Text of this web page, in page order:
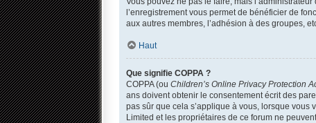
l’enregistrement vous permet de bénéficier de
aux autres membres, l’adhésion à des groupes,
Haut
Que signifie COPPA ?
COPPA (ou Children’s Online Privacy Protection
ans doivent obtenir le consentement écrit des
pas sûr que cela s’applique à vous, lorsque
Limited et les propriétaires de ce forum ne